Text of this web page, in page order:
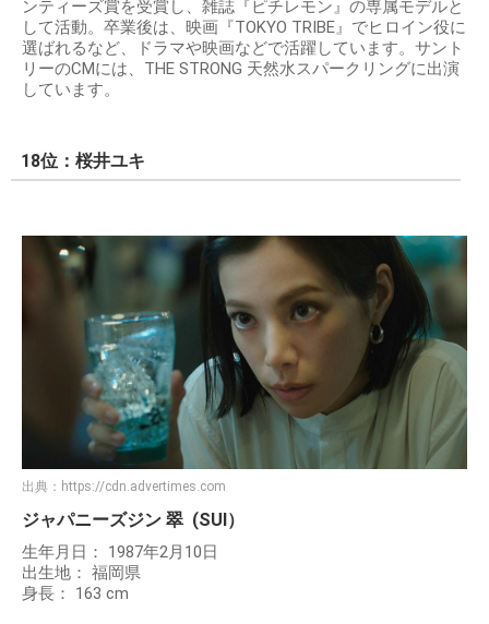
ンティーズ賞を受賞し、雑誌『ピチレモン』の専属モデルと
して活動。卒業後は、映画『TOKYO TRIBE』でヒロイン役に
選ばれるなど、ドラマや映画などで活躍しています。サント
リーのCMには、THE STRONG 天然水スパークリングに出演
しています。
18位：桜井ユキ
出典： https://cdn.advertimes.com
ジャパニーズジン 翠 (SUI）
生年月日： 1987年2月10日
出生地： 福岡県
身長： 163 cm